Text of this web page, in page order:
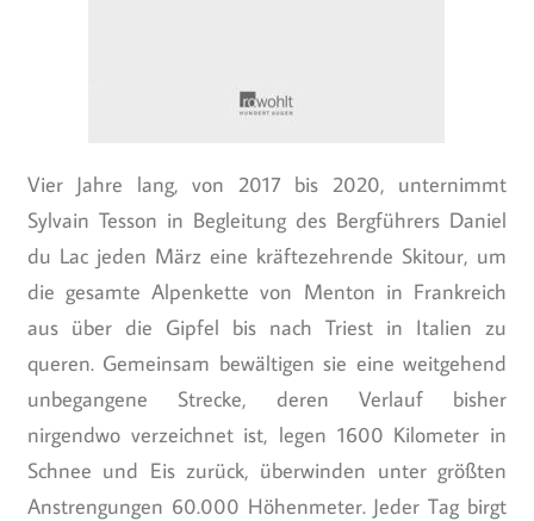
Vier Jahre lang, von 2017 bis 2020, unternimmt
Sylvain Tesson in Begleitung des Bergführers Daniel
du Lac jeden März eine kräftezehrende Skitour, um
die gesamte Alpenkette von Menton in Frankreich
aus über die Gipfel bis nach Triest in Italien zu
queren. Gemeinsam bewältigen sie eine weitgehend
unbegangene Strecke, deren Verlauf bisher
nirgendwo verzeichnet ist, legen 1600 Kilometer in
Schnee und Eis zurück, überwinden unter größten
Anstrengungen 60.000 Höhenmeter. Jeder Tag birgt